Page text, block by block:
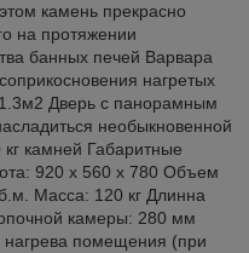
камень прекрасно
на протяжении
банных печей Варвара
нагретых
Дверь с панорамным
необыкновенной
камней Габаритные
920 х 560 х 780 Объем
Масса: 120 кг Длинна
камеры: 280 мм
помещения (при